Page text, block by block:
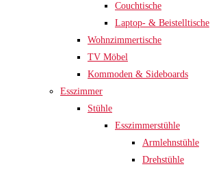
Couchtische
Laptop- & Beistelltische
Wohnzimmertische
TV Möbel
Kommoden & Sideboards
Esszimmer
Stühle
Esszimmerstühle
Armlehnstühle
Drehstühle